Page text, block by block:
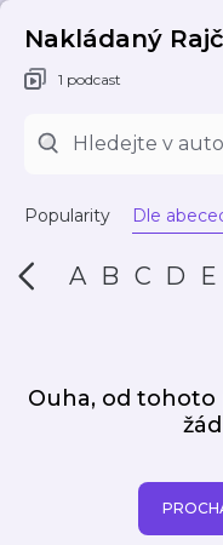
Nakládaný
1 podcast
Popularity Dle
A B C D E
Ouha, od